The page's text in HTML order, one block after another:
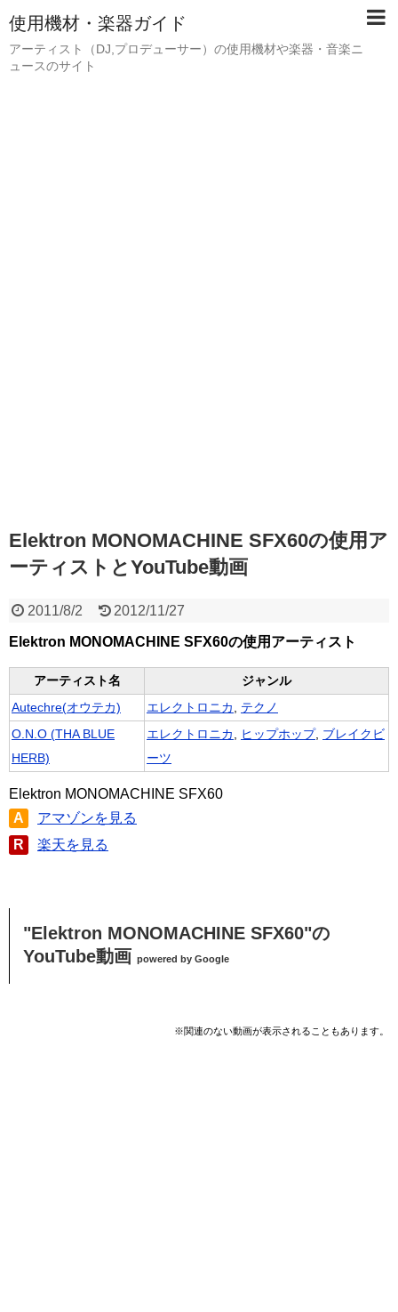
使用機材・楽器ガイド
アーティスト（DJ,プロデューサー）の使用機材や楽器・音楽ニ
ュースのサイト
Elektron MONOMACHINE SFX60の使用ア
ーティストとYouTube動画
2011/8/2 2012/11/27
Elektron MONOMACHINE SFX60の使用アーティスト
アーティスト名
ジャンル
Autechre(オウテカ)
エレクトロニカ , テクノ
O.N.O (THA BLUE
HERB)
エレクトロニカ , ヒップホップ, ブレイクビ
ーツ
Elektron MONOMACHINE SFX60
A
アマゾンを見る
R
楽天を見る
"Elektron MONOMACHINE SFX60"の
YouTube動画 powered by Google
※関連のない動画が表示されることもあります。